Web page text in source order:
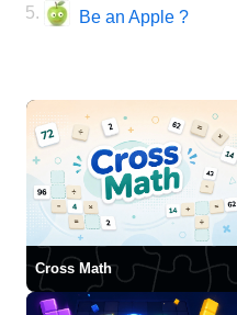
Be an Apple ?
Cross Math